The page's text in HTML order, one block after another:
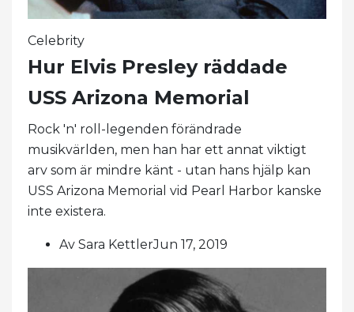
Celebrity
Hur Elvis Presley räddade
USS Arizona Memorial
Rock 'n' roll-legenden förändrade
musikvärlden, men han har ett annat viktigt
arv som är mindre känt - utan hans hjälp kan
USS Arizona Memorial vid Pearl Harbor kanske
inte existera.
Av Sara KettlerJun 17, 2019